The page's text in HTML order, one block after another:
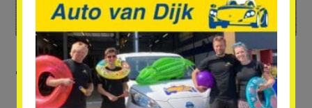
Team Auto van Dijk